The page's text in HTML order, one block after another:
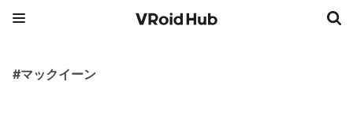
#マックイーン